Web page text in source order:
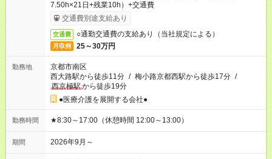
7.50h×21日+残業10h）+交通費
交通費別途支給あり
交通費 ○通勤交通費の支給あり（当社規定による）
月収例 25～30万円
勤務地
京都市南区
西大路駅から徒歩11分 / 梅小路京都西駅から徒歩17分 /
西京極駅から徒歩19分
●医療介護を展開する会社●
勤務時間 ★8:30～17:00（休憩時間 12:00～13:00）
期間 2026年9月～